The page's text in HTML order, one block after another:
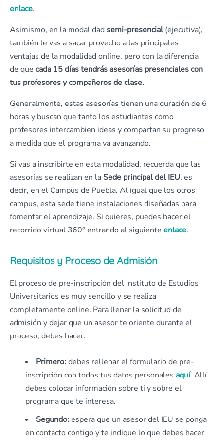
enlace.
Asimismo, en la modalidadsemi-presencial(ejecutiva),
también le vas a sacar provecho a las principales
ventajas de la modalidad online, pero con la diferencia
de que cada 15 días tendrás asesorías presenciales con
tus profesores y compañeros de clase.
Generalmente, estas asesorías tienen una duración de 6
horas y buscan que tanto los estudiantes como
profesores intercambien ideas y compartan su progreso
a medida que el programa va avanzando.
Si vas a inscribirte en esta modalidad, recuerda que las
asesorías se realizan en laSede principal del IEU, es
decir, en el Campus de Puebla. Al igual que los otros
campus, esta sede tiene instalaciones diseñadas para
fomentar el aprendizaje. Si quieres, puedes hacer el
recorrido virtual 360° entrando al siguiente enlace.
Requisitos y Proceso de Admisión
El proceso de pre-inscripción del Instituto de Estudios
Universitarios es muy sencillo y se realiza
completamente online. Para llenar la solicitud de
admisión y dejar que un asesor te oriente durante el
proceso, debes hacer:
Primero:debes rellenar el formulario de pre-
inscripción con todos tus datos personales aquí. Allí
debes colocar información sobre ti y sobre el
programa que te interesa.
Segundo:espera que un asesor del IEU se ponga
en contacto contigo y te indique lo que debes hacer